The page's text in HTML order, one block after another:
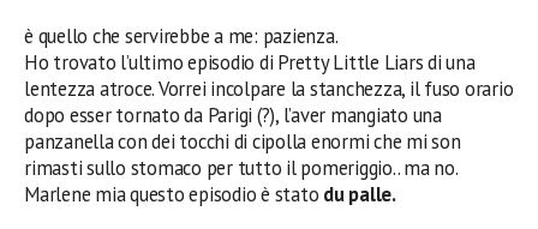
è quello che servirebbe a me: pazienza.
Ho trovato l’ultimo episodio di Pretty Little Liars di una
lentezza atroce. Vorrei incolpare la stanchezza, il fuso orario
dopo esser tornato da Parigi (?), l’aver mangiato una
panzanella con dei tocchi di cipolla enormi che mi son
rimasti sullo stomaco per tutto il pomeriggio.. ma no.
Marlene mia questo episodio è stato du palle.